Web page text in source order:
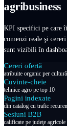
agribusiness
KPI specifici pe care
comenzi reale şi
sunt vizibili în
Cereri ofertă
atribuite organic per
Cuvinte-cheie
tehnice agro pe top 10
Pagini indexate
din catalog cu trafic
Sesiuni B2B
calificate pe judeţe agricole